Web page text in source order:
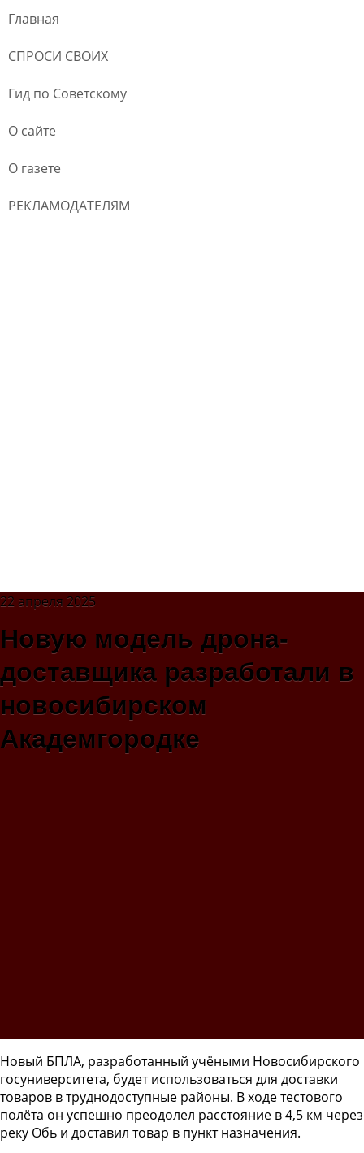
Главная
СПРОСИ СВОИХ
Гид по Советскому
О сайте
О газете
РЕКЛАМОДАТЕЛЯМ
22 апреля 2025
Новую модель дрона-
доставщика разработали в
новосибирском
Академгородке
Новый БПЛА, разработанный учёными Новосибирского
госуниверситета, будет использоваться для доставки
товаров в труднодоступные районы. В ходе тестового
полёта он успешно преодолел расстояние в 4,5 км через
реку Обь и доставил товар в пункт назначения.